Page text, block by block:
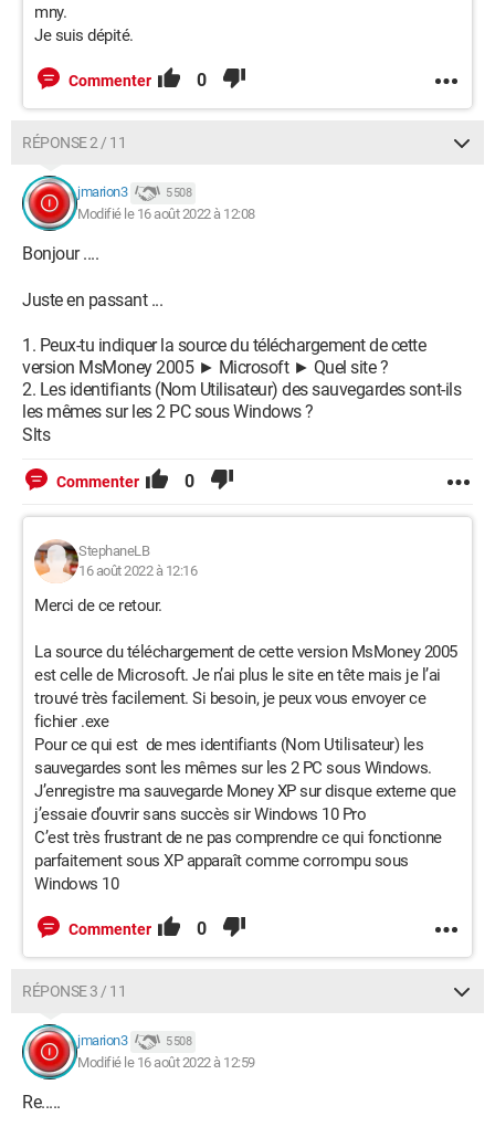
mny.
Je suis dépité.
Commenter 0
RÉPONSE 2 / 11
jmarion3 5 508
Modifié le 16 août 2022 à 12:08
Bonjour ....
Juste en passant ...
Peux-tu indiquer la source du téléchargement de cette
version MsMoney 2005 ► Microsoft ► Quel site ?
Les identifiants (Nom Utilisateur) des sauvegardes sont-ils
les mêmes sur les 2 PC sous Windows ?
Slts
Commenter 0
StephaneLB
16 août 2022 à 12:16
Merci de ce retour.
La source du téléchargement de cette version MsMoney 2005
est celle de Microsoft. Je n’ai plus le site en tête mais je l’ai
trouvé très facilement. Si besoin, je peux vous envoyer ce
fichier .exe
Pour ce qui est de mes identifiants (Nom Utilisateur) les
sauvegardes sont les mêmes sur les 2 PC sous Windows.
J’enregistre ma sauvegarde Money XP sur disque externe que
j’essaie d’ouvrir sans succès sir Windows 10 Pro
C’est très frustrant de ne pas comprendre ce qui fonctionne
parfaitement sous XP apparaît comme corrompu sous
Windows 10
Commenter 0
RÉPONSE 3 / 11
jmarion3 5 508
Modifié le 16 août 2022 à 12:59
Re.....